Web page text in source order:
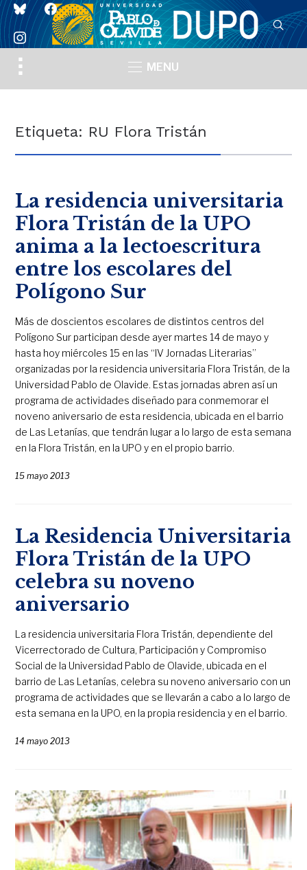
blueskyfacebook
instagram
Toggle
sidebar
MENU
Etiqueta: RU Flora Tristán
La residencia universitaria
Flora Tristán de la UPO
anima a la lectoescritura
entre los escolares del
Polígono Sur
Más de doscientos escolares de distintos centros del
Polígono Sur participan desde ayer martes 14 de mayo y
hasta hoy miércoles 15 en las “IV Jornadas Literarias”
organizadas por la residencia universitaria Flora Tristán, de la
Universidad Pablo de Olavide. Estas jornadas abren así un
programa de actividades diseñado para conmemorar el
noveno aniversario de esta residencia, ubicada en el barrio
de Las Letanías, que tendrán lugar a lo largo de esta semana
en la Flora Tristán, en la UPO y en el propio barrio.
15 mayo 2013
La Residencia Universitaria
Flora Tristán de la UPO
celebra su noveno
aniversario
La residencia universitaria Flora Tristán, dependiente del
Vicerrectorado de Cultura, Participación y Compromiso
Social de la Universidad Pablo de Olavide, ubicada en el
barrio de Las Letanías, celebra su noveno aniversario con un
programa de actividades que se llevarán a cabo a lo largo de
esta semana en la UPO, en la propia residencia y en el barrio.
14 mayo 2013